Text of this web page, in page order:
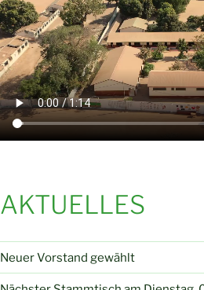
AKTUELLES
Neuer Vorstand gewählt